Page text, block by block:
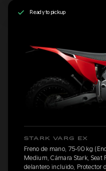
Ready to pickup
STARK VARG EX
Freno de mano, 75-90 kg
Medium, Cámara Stark, Seat
delantero incluido, Protector